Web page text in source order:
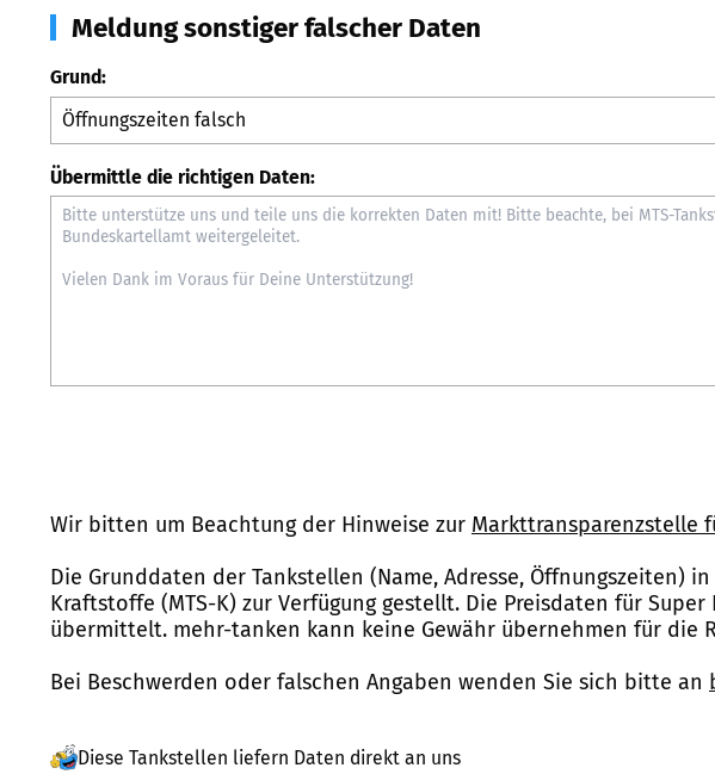
Meldung sonstiger falscher Daten
Grund:
Übermittle die richtigen Daten:
Wir bitten um Beachtung der Hinweise zur Markttransparenzstelle
Die Grunddaten der Tankstellen (Name, Adresse,
Kraftstoffe (MTS-K) zur Verfügung gestellt. Die Preisdaten für
übermittelt. mehr-tanken kann keine Gewähr übernehmen für
Bei Beschwerden oder falschen Angaben wenden Sie sich bitte an
Diese Tankstellen liefern Daten direkt an uns